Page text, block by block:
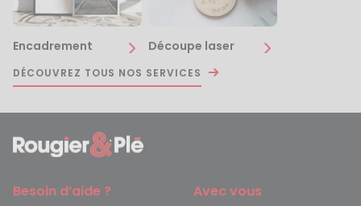
Encadrement Découpe laser
DÉCOUVREZ TOUS NOS SERVICES
Besoin d’aide ? Avec vous